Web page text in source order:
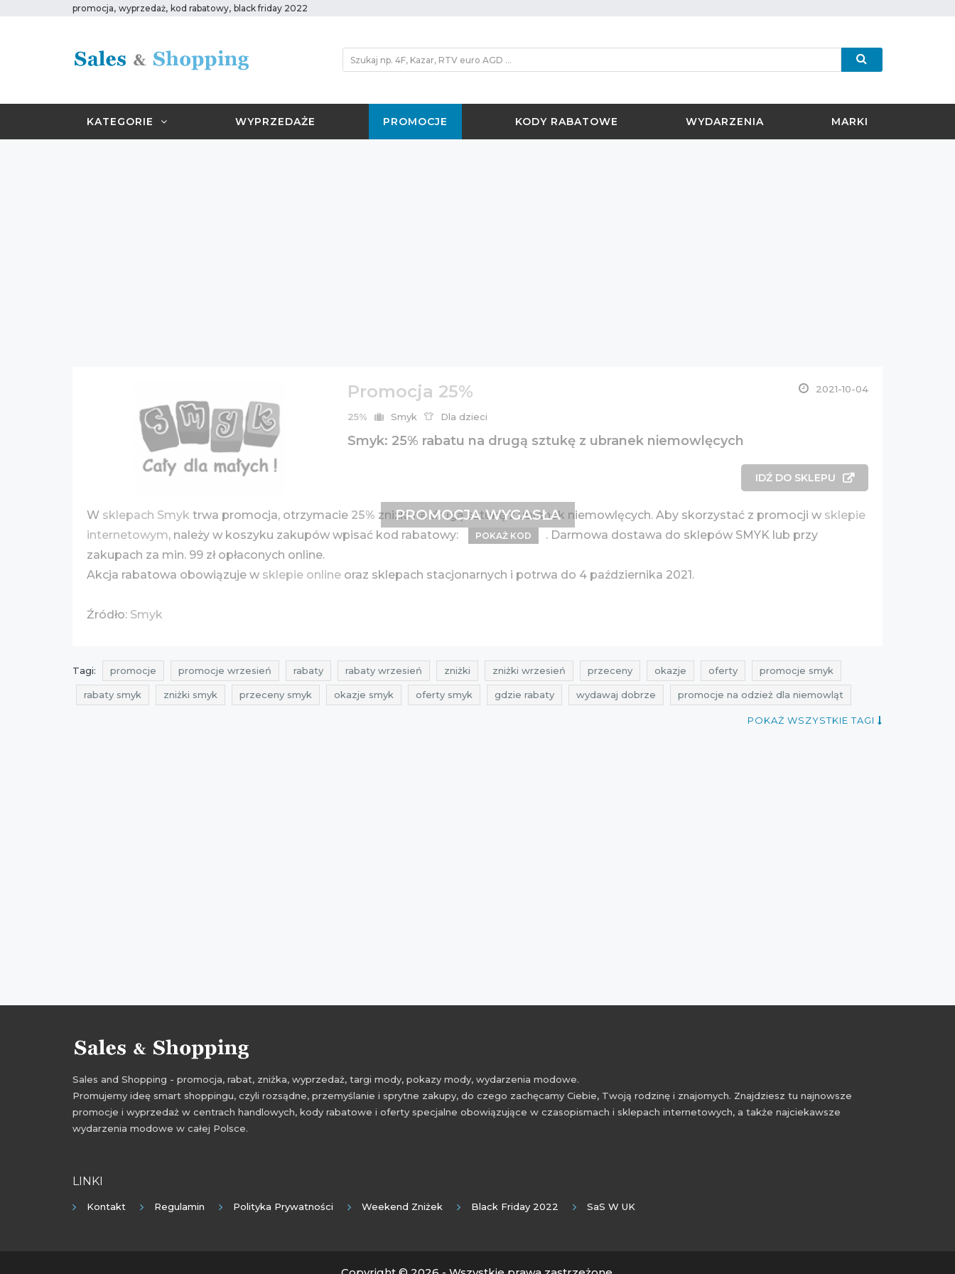
promocja, wyprzedaż, kod rabatowy, black friday 2022
KATEGORIE WYPRZEDAŻE PROMOCJE KODY RABATOWE WYDARZENIA MARKI
Promocja 25% 2021-10-04
25% Smyk Dla dzieci
Smyk: 25% rabatu na drugą sztukę z ubranek niemowlęcych
IDŹ DO SKLEPU
W sklepach Smyk trwa promocja, otrzymacie 25% zniżki na drugą sztukę z ubranek niemowlęcych. Aby skorzystać z promocji w sklepie
internetowym, należy w koszyku zakupów wpisać kod rabatowy: POKAŻ KOD
. Darmowa dostawa do sklepów SMYK lub przy
zakupach za min. 99 zł opłaconych online.
Akcja rabatowa obowiązuje w sklepie online oraz sklepach stacjonarnych i potrwa do 4 października 2021.
Źródło: Smyk
PROMOCJA WYGASŁA
Tagi: promocje promocje wrzesień rabaty rabaty wrzesień zniżki zniżki wrzesień przeceny okazje oferty promocje smyk
rabaty smyk zniżki smyk przeceny smyk okazje smyk oferty smyk gdzie rabaty wydawaj dobrze promocje na odzież dla niemowląt
promocje 2021
POKAŻ WSZYSTKIE TAGI
Sales and Shopping - promocja, rabat, zniżka, wyprzedaż, targi mody, pokazy mody, wydarzenia modowe.
Promujemy ideę smart shoppingu, czyli rozsądne, przemyślanie i sprytne zakupy, do czego zachęcamy Ciebie, Twoją rodzinę i znajomych. Znajdziesz tu najnowsze
promocje i wyprzedaż w centrach handlowych, kody rabatowe i oferty specjalne obowiązujące w czasopismach i sklepach internetowych, a także najciekawsze
wydarzenia modowe w całej Polsce.
LINKI
Kontakt Regulamin Polityka Prywatności Weekend Zniżek Black Friday 2022 SaS W UK